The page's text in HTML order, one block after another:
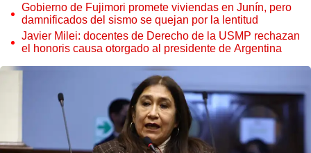
Gobierno de Fujimori promete viviendas en Junín, pero
damnificados del sismo se quejan por la lentitud
Javier Milei: docentes de Derecho de la USMP rechazan
el honoris causa otorgado al presidente de Argentina